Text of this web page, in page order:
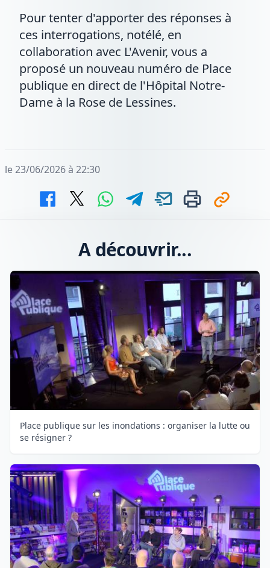
Pour tenter d'apporter des réponses à
ces interrogations, notélé, en
collaboration avec L'Avenir, vous a
proposé un nouveau numéro de Place
publique en direct de l'Hôpital Notre-
Dame à la Rose de Lessines.
le 23/06/2026 à 22:30
A découvrir...
Place publique sur les inondations : organiser la lutte ou
se résigner ?